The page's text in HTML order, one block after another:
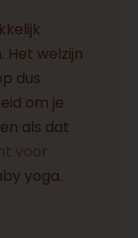
Het welzijn
dus
om je
als dat
voor
yoga.